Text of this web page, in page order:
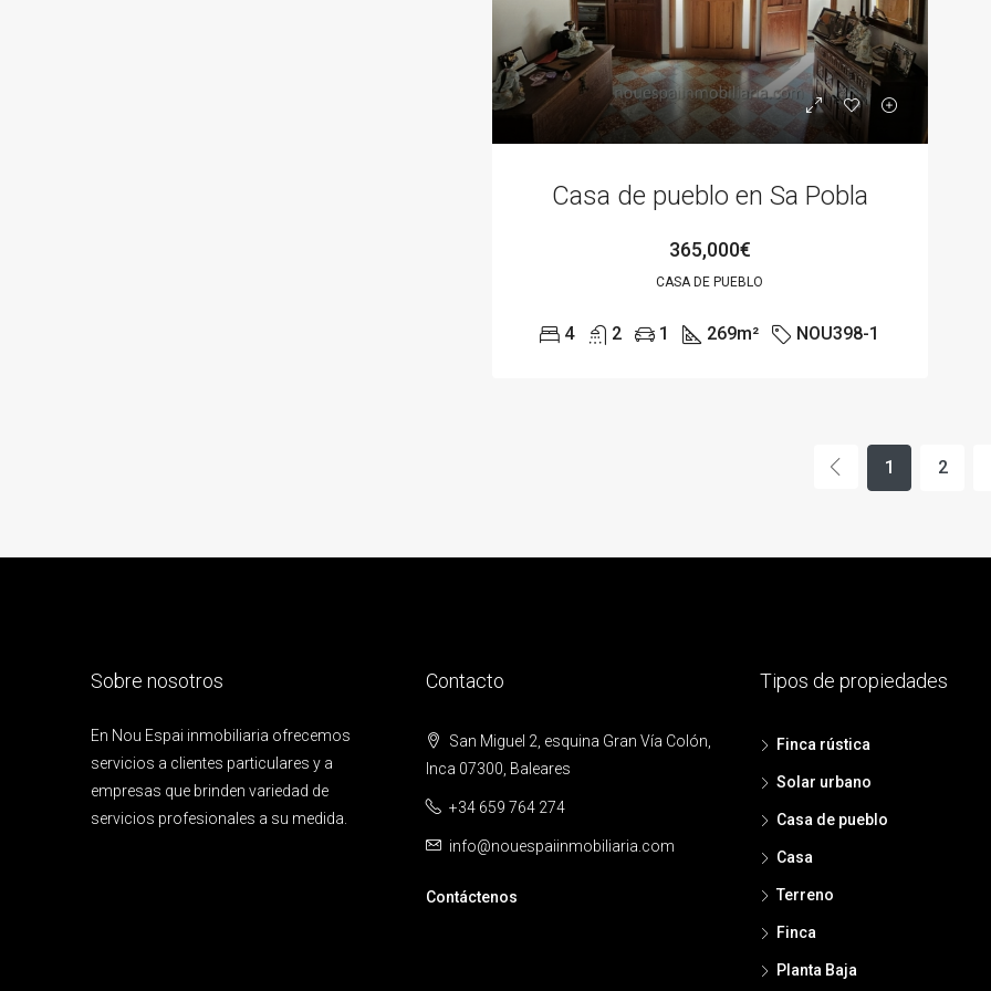
Casa de pueblo en Sa Pobla
365,000€
CASA DE PUEBLO
4 2 1 269m² NOU398-1
1 2
Sobre nosotros
En Nou Espai inmobiliaria ofrecemos
servicios a clientes particulares y a
empresas que brinden variedad de
servicios profesionales a su medida.
Contacto
San Miguel 2, esquina Gran Vía Colón,
Inca 07300, Baleares
+34 659 764 274
info@nouespaiinmobiliaria.com
Contáctenos
Tipos de propiedades
Finca rústica
Solar urbano
Casa de pueblo
Casa
Terreno
Finca
Planta Baja